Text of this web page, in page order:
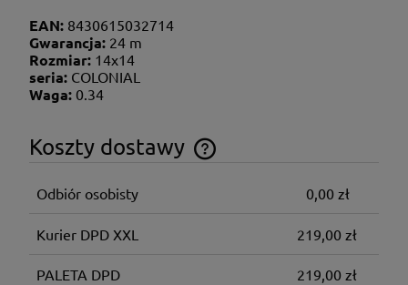
EAN: 8430615032714
Gwarancja: 24 m
Rozmiar: 14x14
seria: COLONIAL
Waga: 0.34
Koszty dostawy
Cena nie zawiera ewentualnych kosztów płatności
Odbiór osobisty 0,00 zł
Kurier DPD XXL 219,00 zł
PALETA DPD 219,00 zł